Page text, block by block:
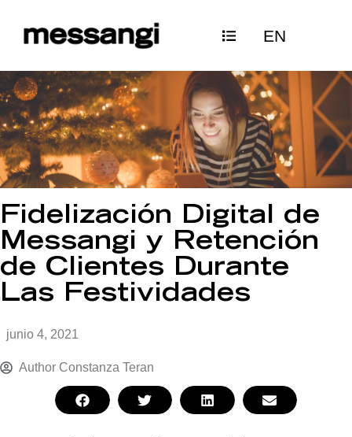
EN
Fidelización Digital de
Messangi y Retención
de Clientes Durante
Las Festividades
junio 4, 2021
Author Constanza Teran